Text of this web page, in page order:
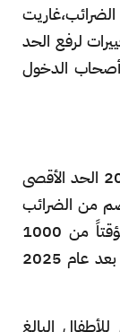
لرفع الحد
أصحاب الدخول
رفعت تخفيضات ترامب الضريبية لعام 2017 الحد الأقصى
من الضرائب
المستحقة على الأسر التي لديها أطفال)، مؤقتاً من 1000
دولار إلى 2000 دولار، وهي زيادة ستنتهي بعد عام 2025
البالغ